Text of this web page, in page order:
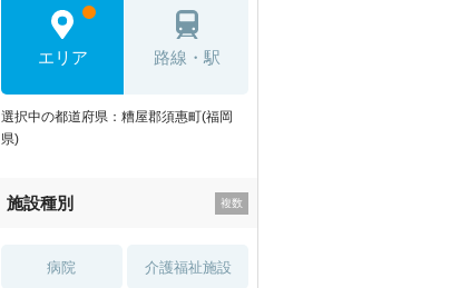
エリア 路線・駅
選択中の都道府県：糟屋郡須惠町(福岡
県)
施設種別
病院 介護福祉施設